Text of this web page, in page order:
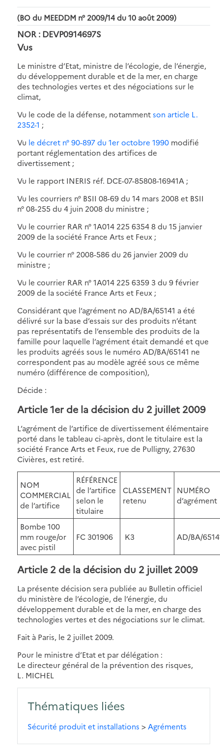
(BO du MEEDDM n° 2009/14 du 10 août 2009)
NOR : DEVP0914697S
Vus
Le ministre d’Etat, ministre de l’écologie, de l’énergie,
du développement durable et de la mer, en charge
des technologies vertes et des négociations sur le
climat,
Vu le code de la défense, notammentson article L.
2352-1 ;
Vu le décret n° 90-897 du 1er octobre 1990 modifié
portant réglementation des artifices de
divertissement ;
Vu le rapport INERIS réf. DCE-07-85808-16941A ;
Vu les courriers n° BSII 08-69 du 14 mars 2008 et BSII
n° 08-255 du 4 juin 2008 du ministre ;
Vu le courrier RAR n° 1A014 225 6354 8 du 15 janvier
2009 de la société France Arts et Feux ;
Vu le courrier n° 2008-586 du 26 janvier 2009 du
ministre ;
Vu le courrier RAR n° 1A014 225 6359 3 du 9 février
2009 de la société France Arts et Feux ;
Considérant que l’agrément no AD/BA/65141 a été
délivré sur la base d’essais sur des produits n’étant
pas représentatifs de l’ensemble des produits de la
famille pour laquelle l’agrément était demandé et que
les produits agréés sous le numéro AD/BA/65141 ne
correspondent pas au modèle agréé sous ce même
numéro (différence de composition),
Décide :
Article 1er de la décision du 2 juillet 2009
L’agrément de l’artifice de divertissement élémentaire
porté dans le tableau ci-après, dont le titulaire est la
société France Arts et Feux, rue de Pulligny, 27630
Civières, est retiré.
NOM
COMMERCIAL
de l’artifice
RÉFÉRENCE
de l’artifice
selon le
titulaire
CLASSEMENT
retenu
NUMÉRO
d’agrément
Bombe 100
mm rouge/or
avec pistil
FC 301906 K3 AD/BA/
Article 2 de la décision du 2 juillet 2009
La présente décision sera publiée au Bulletin officiel
du ministère de l’écologie, de l’énergie, du
développement durable et de la mer, en charge des
technologies vertes et des négociations sur le climat.
Fait à Paris, le 2 juillet 2009.
Pour le ministre d’Etat et par délégation :
Le directeur général de la prévention des risques,
L. MICHEL
Thématiques liées
Sécurité produit et installations > Agréments